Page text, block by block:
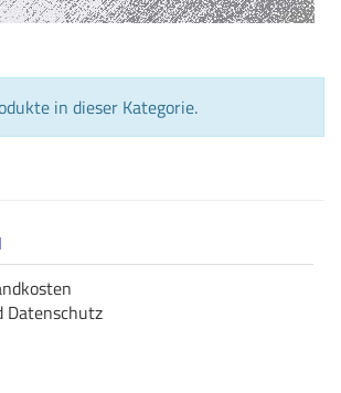
in dieser Kategorie.
Datenschutz